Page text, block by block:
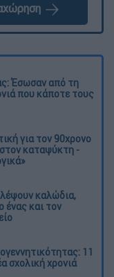
Έσωσαν από τη
που κάποτε τους
για τον 90χρονο
καταψύκτη -
καλώδια,
ένας και τον
11
σχολική χρονιά